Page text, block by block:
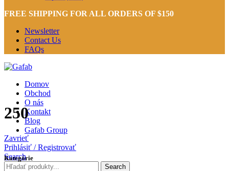
FREE SHIPPING FOR ALL ORDERS OF $150
Newsletter
Contact Us
FAQs
Domov
Obchod
O nás
Kontakt
Blog
Gafab Group
Prihlásiť / Registrovať
Search
Search
250
Zavrieť
Kategórie